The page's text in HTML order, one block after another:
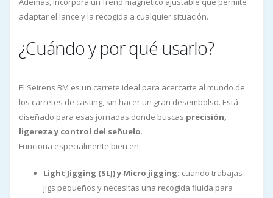
adaptar el lance y la recogida a cualquier situación.
¿Cuándo y por qué usarlo?
El Seirens BM es un carrete ideal para acercarte al mundo de
los carretes de casting, sin hacer un gran desembolso. Está
diseñado para esas jornadas donde buscas precisión,
ligereza y control del señuelo.
Funciona especialmente bien en:
Light Jigging (SLJ) y Micro jigging: cuando trabajas
jigs pequeños y necesitas una recogida fluida para